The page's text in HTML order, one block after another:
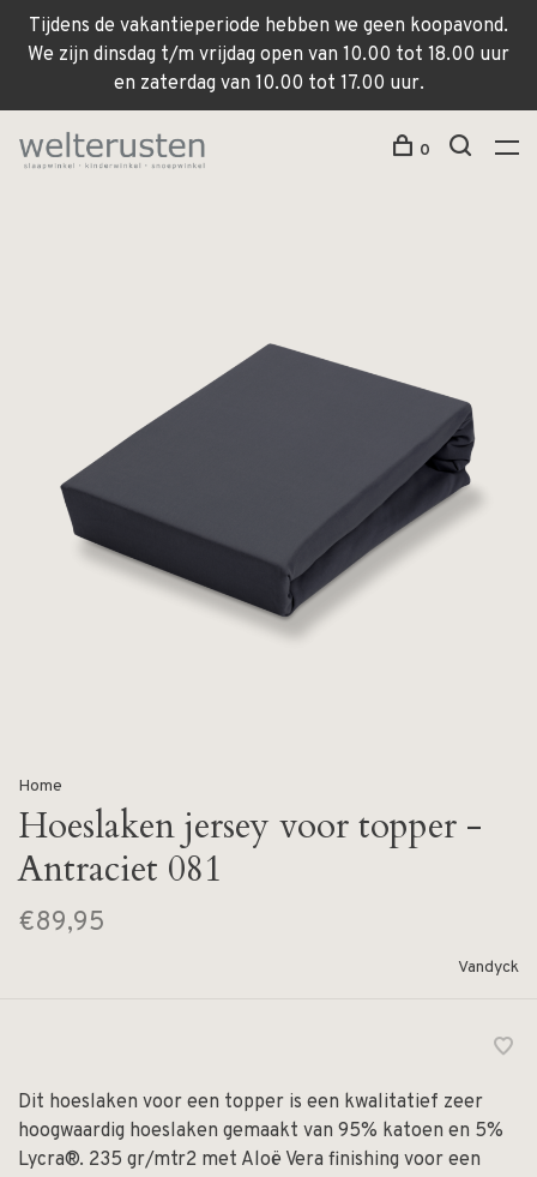
Tijdens de vakantieperiode hebben we geen koopavond.
We zijn dinsdag t/m vrijdag open van 10.00 tot 18.00 uur
en zaterdag van 10.00 tot 17.00 uur.
0
Home
Hoeslaken jersey voor topper -
Antraciet 081
€89,95
Vandyck
Dit hoeslaken voor een topper is een kwalitatief zeer
hoogwaardig hoeslaken gemaakt van 95% katoen en 5%
Lycra®. 235 gr/mtr2 met Aloë Vera finishing voor een